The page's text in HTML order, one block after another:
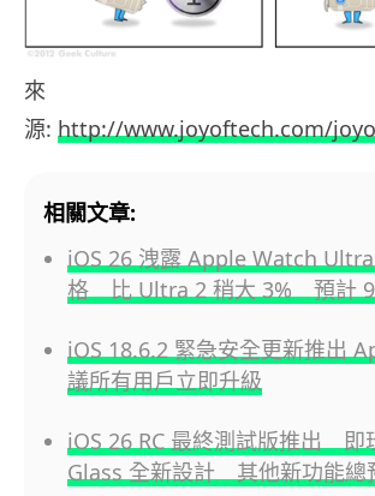
來
源: http://www.joyoftech.com/
相關文章:
iOS 26 洩露 Apple Watch
格 比 Ultra 2 稍大 3% 預計 9
iOS 18.6.2 緊急安全更新推出
議所有用戶立即升級
iOS 26 RC 最終測試版推出 即
Glass 全新設計 其他新功能總